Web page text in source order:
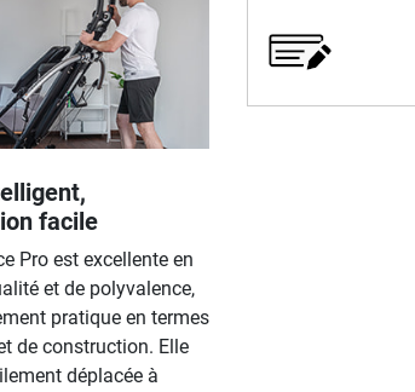
facile
Pro est excellente en
et de polyvalence,
pratique en termes
de construction. Elle
déplacée à